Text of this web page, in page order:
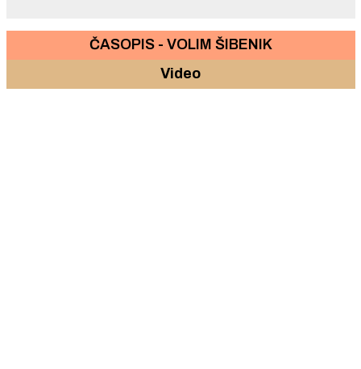
ČASOPIS - VOLIM ŠIBENIK
Video